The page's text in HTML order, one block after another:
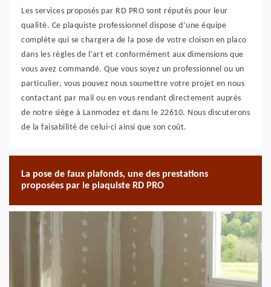
Les services proposés par RD PRO sont réputés pour leur
qualité. Ce plaquiste professionnel dispose d’une équipe
complète qui se chargera de la pose de votre cloison en placo
dans les règles de l’art et conformément aux dimensions que
vous avez commandé. Que vous soyez un professionnel ou un
particulier, vous pouvez nous soumettre votre projet en nous
contactant par mail ou en vous rendant directement auprès
de notre siège à Lanmodez et dans le 22610. Nous discuterons
de la faisabilité de celui-ci ainsi que son coût.
La pose de faux plafonds, une des prestations
proposées par le plaquiste RD PRO